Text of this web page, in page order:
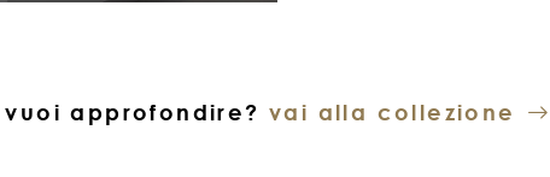
vuoi approfondire? vai alla collezione